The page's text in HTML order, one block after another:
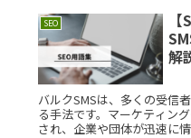
SEO
解
バルクSMSは、多くの受信
る手法です。マーケティン
され、企業や団体が迅速に